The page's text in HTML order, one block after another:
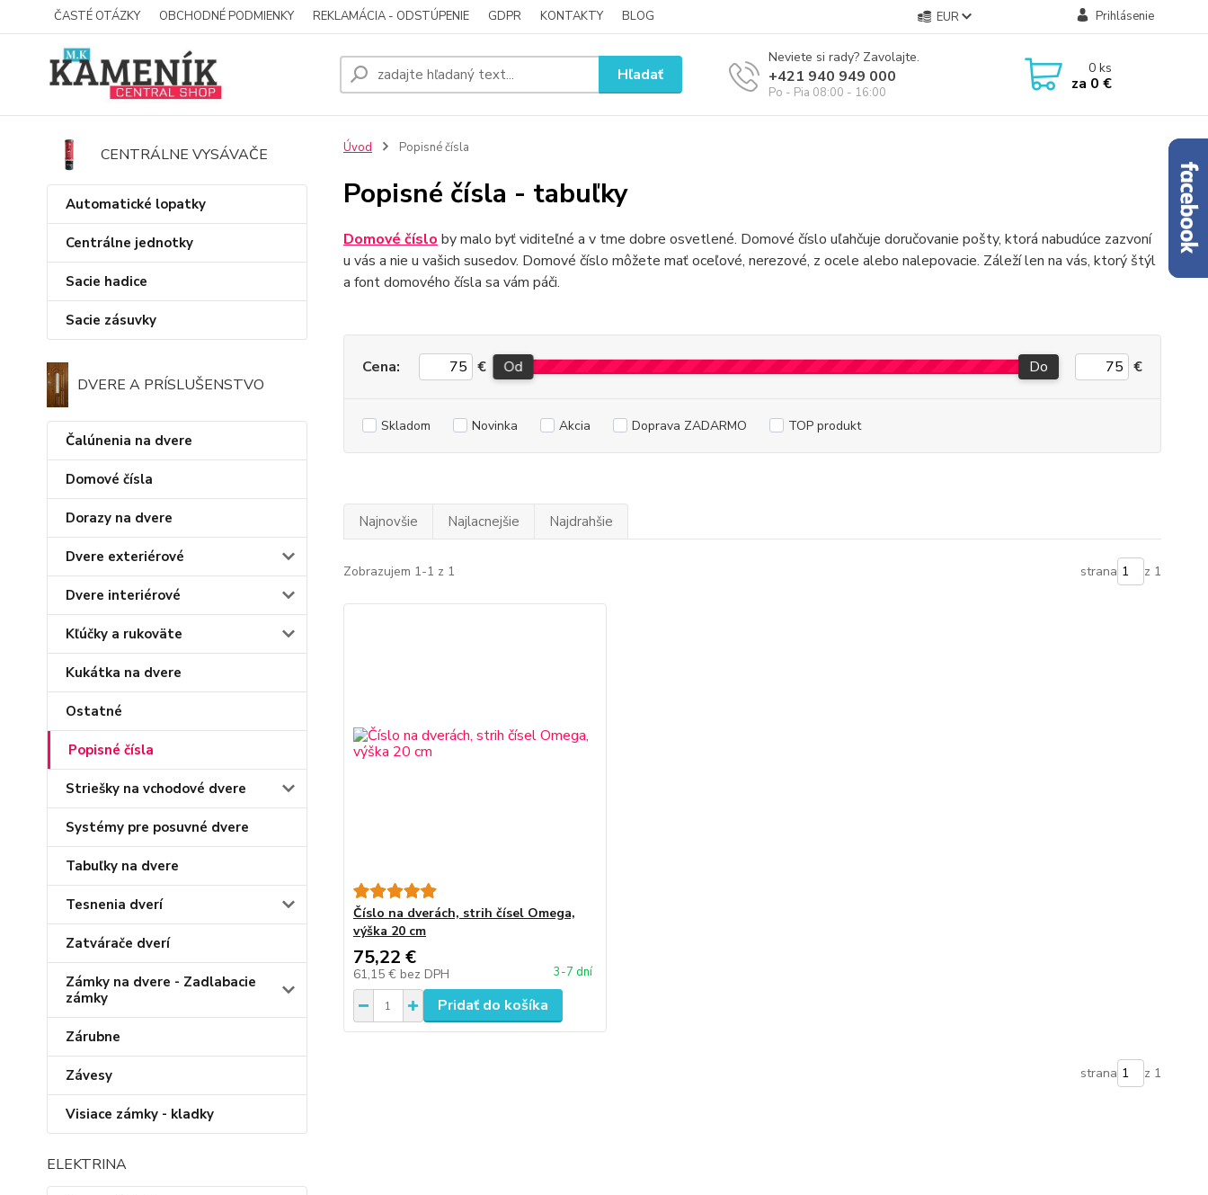
ČASTÉ OTÁZKY OBCHODNÉ PODMIENKY REKLAMÁCIA - ODSTÚPENIE GDPR KONTAKTY BLOG EUR Prihlásenie
Hľadať
Neviete si rady? Zavolajte.
+421 940 949 000
Po - Pia 08:00 - 16:00
0ks
za 0 €
CENTRÁLNE VYSÁVAČE
Automatické lopatky
Centrálne jednotky
Sacie hadice
Sacie zásuvky
DVERE A PRÍSLUŠENSTVO
Čalúnenia na dvere
Domové čísla
Dorazy na dvere
Dvere exteriérové
Dvere interiérové
Kľúčky a rukoväte
Kukátka na dvere
Ostatné
Popisné čísla
Striešky na vchodové dvere
Systémy pre posuvné dvere
Tabuľky na dvere
Tesnenia dverí
Zatvárače dverí
Zámky na dvere - Zadlabacie
zámky
Zárubne
Závesy
Visiace zámky - kladky
ELEKTRINA
Úvod Popisné čísla
Popisné čísla - tabuľky
Domové číslo by malo byť viditeľné a v tme dobre osvetlené. Domové číslo uľahčuje doručovanie pošty, ktorá nabudúce zazvoní
u vás a nie u vašich susedov. Domové číslo môžete mať oceľové, nerezové, z ocele alebo nalepovacie. Záleží len na vás, ktorý štýl
a font domového čísla sa vám páči.
Cena: € Od Do €
Skladom Novinka Akcia Doprava ZADARMO TOP produkt
Najnovšie Najlacnejšie Najdrahšie
Zobrazujem 1-1 z 1 strana z 1
Číslo na dverách, strih čísel Omega,
výška 20 cm
75,22 €
61,15 € bez DPH 3-7 dní
Pridať do košíka
strana z 1